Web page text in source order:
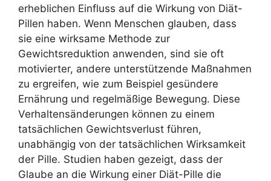
erheblichen Einfluss auf die Wirkung von Diät-
Pillen haben. Wenn Menschen glauben, dass
sie eine wirksame Methode zur
Gewichtsreduktion anwenden, sind sie oft
motivierter, andere unterstützende Maßnahmen
zu ergreifen, wie zum Beispiel gesündere
Ernährung und regelmäßige Bewegung. Diese
Verhaltensänderungen können zu einem
tatsächlichen Gewichtsverlust führen,
unabhängig von der tatsächlichen Wirksamkeit
der Pille. Studien haben gezeigt, dass der
Glaube an die Wirkung einer Diät-Pille die